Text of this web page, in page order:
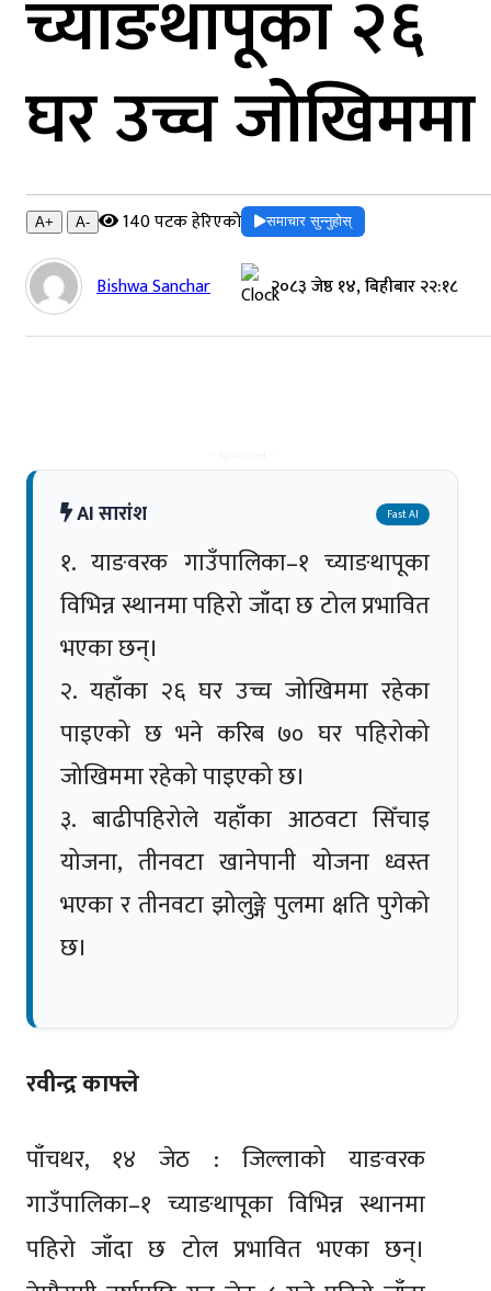
च्याङथापूका २६
घर उच्च जोखिममा
A+ A- 140 पटक हेरिएको समाचार सुन्नुहोस्
Bishwa Sanchar २०८३ जेष्ठ १४, बिहीबार २२:१८
AI सारांश Fast AI
१. याङवरक गाउँपालिका–१ च्याङथापूका
विभिन्न स्थानमा पहिरो जाँदा छ टोल प्रभावित
भएका छन्।
२. यहाँका २६ घर उच्च जोखिममा रहेका
पाइएको छ भने करिब ७० घर पहिरोको
जोखिममा रहेको पाइएको छ।
३. बाढीपहिरोले यहाँका आठवटा सिँचाइ
योजना, तीनवटा खानेपानी योजना ध्वस्त
भएका र तीनवटा झोलुङ्गे पुलमा क्षति पुगेको
छ।
रवीन्द्र काफ्ले
पाँचथर, १४ जेठ : जिल्लाको याङवरक
गाउँपालिका–१ च्याङथापूका विभिन्न स्थानमा
पहिरो जाँदा छ टोल प्रभावित भएका छन्।